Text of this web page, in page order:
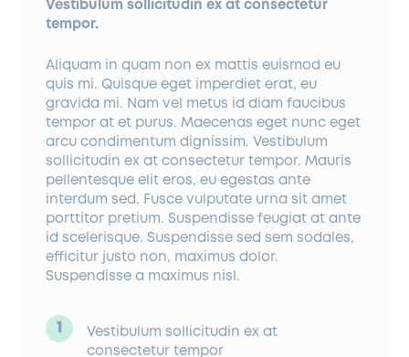
Vestibulum sollicitudin ex at consectetur
tempor.
Aliquam in quam non ex mattis euismod eu
quis mi. Quisque eget imperdiet erat, eu
gravida mi. Nam vel metus id diam faucibus
tempor at et purus. Maecenas eget nunc eget
arcu condimentum dignissim. Vestibulum
sollicitudin ex at consectetur tempor. Mauris
pellentesque elit eros, eu egestas ante
interdum sed. Fusce vulputate urna sit amet
porttitor pretium. Suspendisse feugiat at ante
id scelerisque. Suspendisse sed sem sodales,
efficitur justo non, maximus dolor.
Suspendisse a maximus nisl.
Vestibulum sollicitudin ex at
consectetur tempor